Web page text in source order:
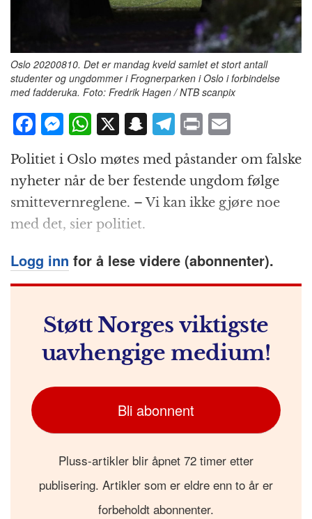
Oslo 20200810. Det er mandag kveld samlet et stort antall
studenter og ungdommer i Frognerparken i Oslo i forbindelse
med fadderuka. Foto: Fredrik Hagen / NTB scanpix
F
a
c
e
b
o
o
k
M
e
ss
e
n
g
e
r
W
at
s
A
p
p
X S
a
p
c
at
T
el
e
g
r
m
P
ri
n
t
ai
l
Politiet i Oslo møtes med påstander om falske
nyheter når de ber festende ungdom følge
smittevernreglene. – Vi kan ikke gjøre noe
med det, sier politiet.
Logg inn for å lese videre (abonnenter).
Støtt Norges viktigste
uavhengige medium!
Bli abonnent
Pluss-artikler blir åpnet 72 timer etter
publisering. Artikler som er eldre enn to år er
forbeholdt abonnenter.